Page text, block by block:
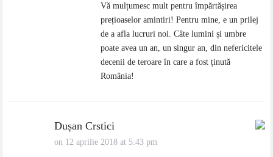
Vă mulțumesc mult pentru împărtășirea
prețioaselor amintiri! Pentru mine, e un prilej
de a afla lucruri noi. Câte lumini și umbre
poate avea un an, un singur an, din nefericitele
decenii de teroare în care a fost ținută
România!
Dușan Crstici
on 12 aprilie 2018 at 5:43 pm